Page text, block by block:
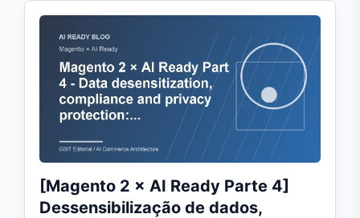
[Magento 2 × AI Ready Parte 4]
Dessensibilização de dados,